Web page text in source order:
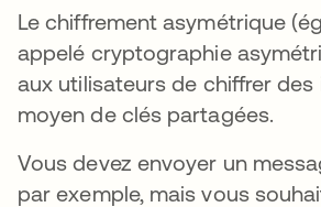
Le chiffrement asymétrique
appelé cryptographie
aux utilisateurs de chiffrer
moyen de clés partagées.
Vous devez envoyer un
par exemple, mais vous